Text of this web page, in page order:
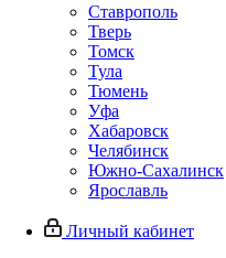
Ставрополь
Тверь
Томск
Тула
Тюмень
Уфа
Хабаровск
Челябинск
Южно-Сахалинск
Ярославль
Личный кабинет